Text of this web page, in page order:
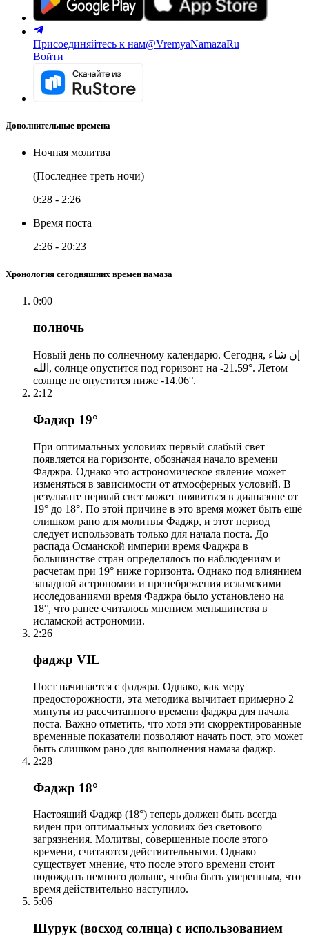
Присоединяйтесь к нам@VremyaNamazaRu
Войти
Дополнительные времена
Ночная молитва
(Последнее треть ночи)
0:28 - 2:26
Время поста
2:26 - 20:23
Хронология сегодняшних времен намаза
0:00
полночь
Новый день по солнечному календарю. Сегодня, إن شاء
الله, солнце опустится под горизонт на -21.59°. Летом
солнце не опустится ниже -14.06°.
2:12
Фаджр 19°
При оптимальных условиях первый слабый свет
появляется на горизонте, обозначая начало времени
Фаджра. Однако это астрономическое явление может
изменяться в зависимости от атмосферных условий. В
результате первый свет может появиться в диапазоне от
19° до 18°. По этой причине в это время может быть ещё
слишком рано для молитвы Фаджр, и этот период
следует использовать только для начала поста. До
распада Османской империи время Фаджра в
большинстве стран определялось по наблюдениям и
расчетам при 19° ниже горизонта. Однако под влиянием
западной астрономии и пренебрежения исламскими
исследованиями время Фаджра было установлено на
18°, что ранее считалось мнением меньшинства в
исламской астрономии.
2:26
фаджр VIL
Пост начинается с фаджра. Однако, как меру
предосторожности, эта методика вычитает примерно 2
минуты из рассчитанного времени фаджра для начала
поста. Важно отметить, что хотя эти скорректированные
временные показатели позволяют начать пост, это может
быть слишком рано для выполнения намаза фаджр.
2:28
Фаджр 18°
Настоящий Фаджр (18°) теперь должен быть всегда
виден при оптимальных условиях без светового
загрязнения. Молитвы, совершенные после этого
времени, считаются действительными. Однако
существует мнение, что после этого времени стоит
подождать немного дольше, чтобы быть уверенным, что
время действительно наступило.
5:06
Шурук (восход солнца) с использованием